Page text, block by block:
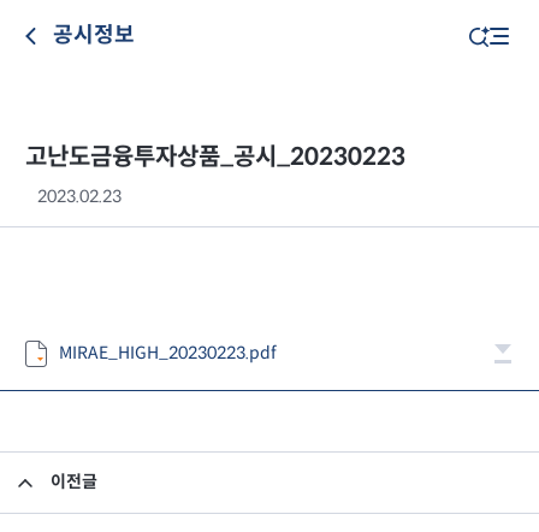
공시정보
고난도금융투자상품_공시_20230223
2023.02.23
MIRAE_HIGH_20230223.pdf
이전글